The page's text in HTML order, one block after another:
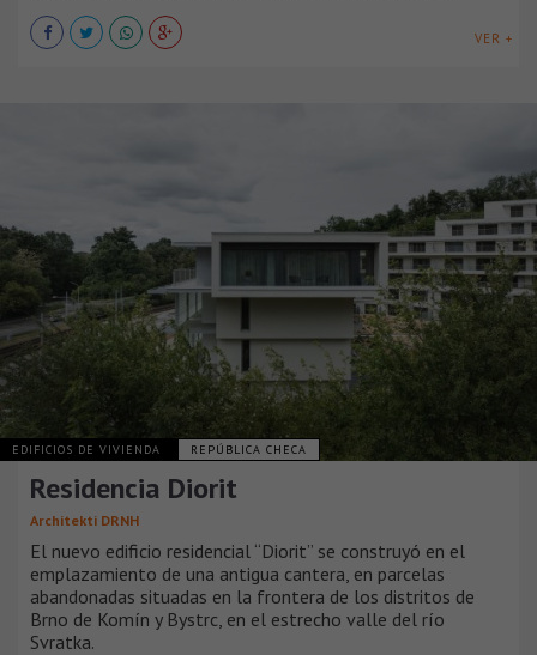
VER +
EDIFICIOS DE VIVIENDA REPÚBLICA CHECA
Residencia Diorit
Architekti DRNH
El nuevo edificio residencial “Diorit” se construyó en el
emplazamiento de una antigua cantera, en parcelas
abandonadas situadas en la frontera de los distritos de
Brno de Komín y Bystrc, en el estrecho valle del río
Svratka.